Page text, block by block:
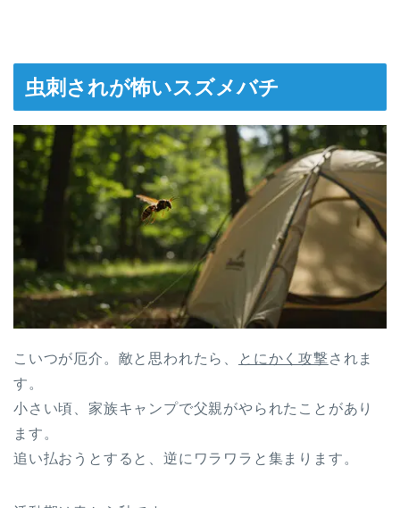
虫刺されが怖いスズメバチ
こいつが厄介。敵と思われたら、 とにかく攻撃されま
す。
小さい頃、家族キャンプで父親がやられたことがあり
ます。
追い払おうとすると、逆にワラワラと集まります。